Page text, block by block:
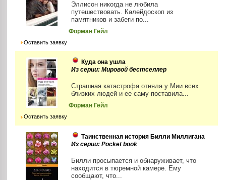
Эллисон никогда не любила
путешествовать. Калейдоскоп из
памятников и забеги по...
Форман Гейл
Оставить заявку
Куда она ушла
Из серии: Мировой бестселлер
Страшная катастрофа отняла у Мии всех
близких людей и ее саму поставила...
Форман Гейл
Оставить заявку
Таинственная история Билли Миллигана
Из серии: Pocket book
Билли просыпается и обнаруживает, что
находится в тюремной камере. Ему
сообщают, что...